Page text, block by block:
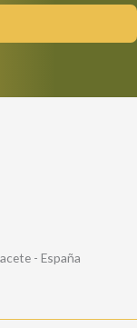
- España